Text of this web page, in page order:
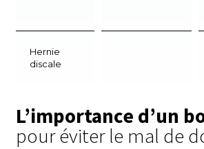
Hernie
discale
L’importance d’un
pour éviter le mal de